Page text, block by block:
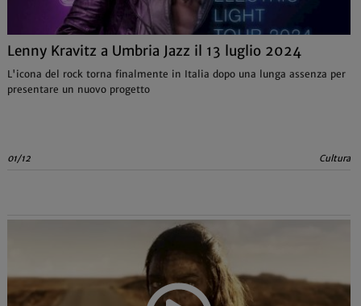
Lenny Kravitz a Umbria Jazz il 13 luglio 2024
L'icona del rock torna finalmente in Italia dopo una lunga assenza per
presentare un nuovo progetto
01/12 Cultura